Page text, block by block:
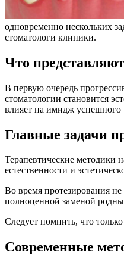
одновременно нескольких
стоматологи клиники.
Что
В первую очередь
стоматологии становится
влияет на имидж успешного
Главные задачи
Терапевтические методики
естественности и
Во время протезирования
полноценной заменой
Следует помнить, что
Современные